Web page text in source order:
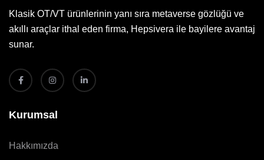
Klasik OT/VT ürünlerinin yanı sıra metaverse gözlüğü ve
akıllı araçlar ithal eden firma, Hepsivera ile bayilere avantaj
sunar.
Kurumsal
Hakkımızda